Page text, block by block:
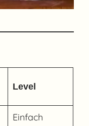
Level
Einfach